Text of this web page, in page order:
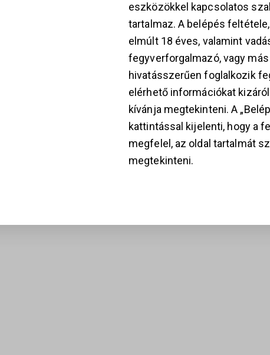
BAIKAL
MARGOLIN MCM
(.22 LR) –
SPORTPISZTOLY
329 000Ft
RUGER
399 000Ft
eszközökkel kapcsolatos
tartalmaz. A belépés
elmúlt 18 éves, valamint
fegyverforgalmazó, vagy
hivatásszerűen foglalkozik
elérhető információkat
kívánja megtekinteni. A
kattintással kijelenti, hogy a
megfelel, az oldal tartalmát
megtekinteni.